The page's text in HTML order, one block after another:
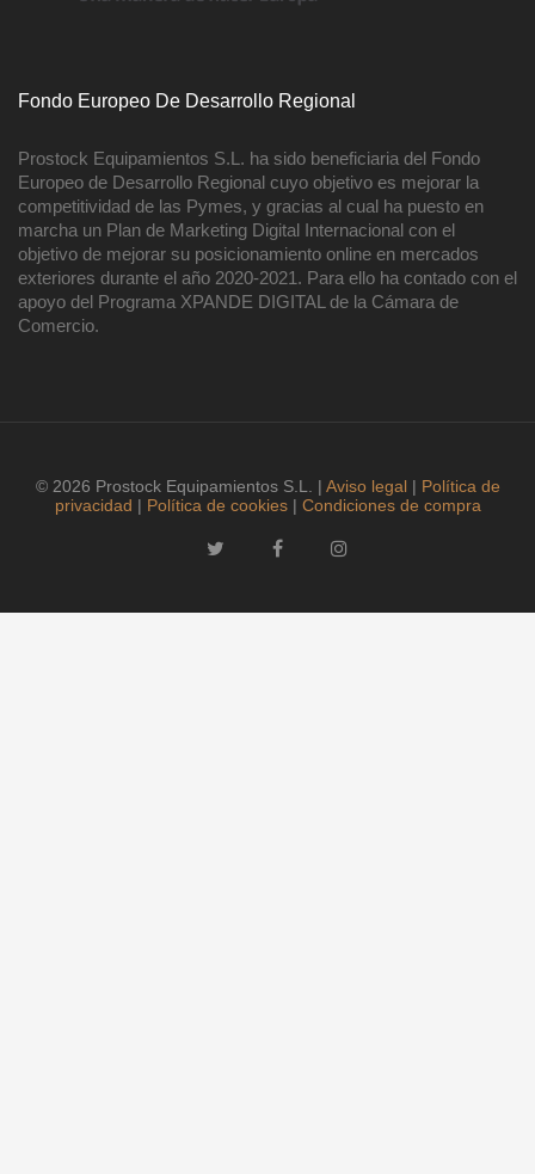
Fondo Europeo De Desarrollo Regional
Prostock Equipamientos S.L. ha sido beneficiaria del Fondo
Europeo de Desarrollo Regional cuyo objetivo es mejorar la
competitividad de las Pymes, y gracias al cual ha puesto en
marcha un Plan de Marketing Digital Internacional con el
objetivo de mejorar su posicionamiento online en mercados
exteriores durante el año 2020-2021. Para ello ha contado con el
apoyo del Programa XPANDE DIGITAL de la Cámara de
Comercio.
© 2026 Prostock Equipamientos S.L. | Aviso legal| Política de
privacidad | Política de cookies| Condiciones de compra